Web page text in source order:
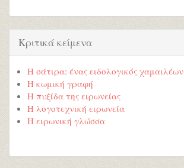
Κριτικά κείμενα
Η σάτιρα: ένας ειδολογικός χαμαιλέων
Η κωμική γραφή
Η πυξίδα της ειρωνείας
Η λογοτεχνική ειρωνεία
Η ειρωνική γλώσσα